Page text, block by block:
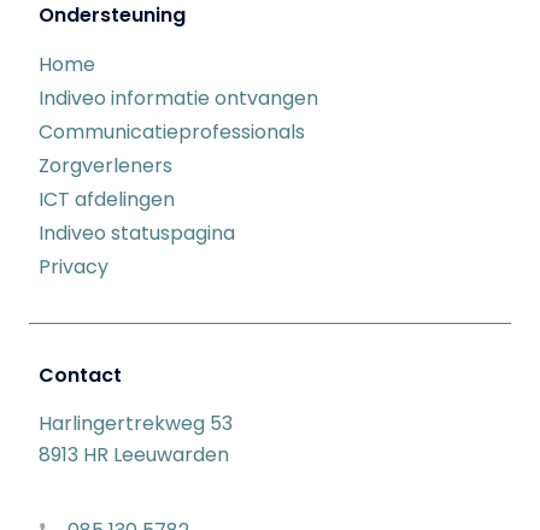
Ondersteuning
Home
Indiveo informatie ontvangen
Communicatieprofessionals
Zorgverleners
ICT afdelingen
Indiveo statuspagina
Privacy
Contact
Harlingertrekweg 53
8913 HR Leeuwarden